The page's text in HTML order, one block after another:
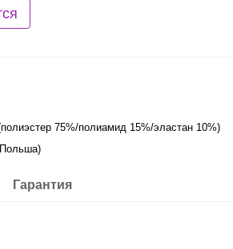
75%/полиамид 15%/эластан 10%)
Гарантия